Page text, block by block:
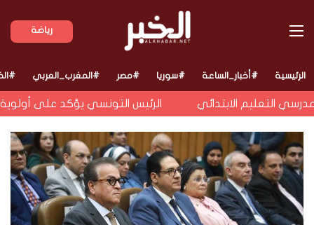
رياضة القائمة
الرئيسية #أخبار_الساعة #سوريا #مصر #المغرب_العربي
التعليم الابتدائي الرئيس التونسي يؤكد على أولوية